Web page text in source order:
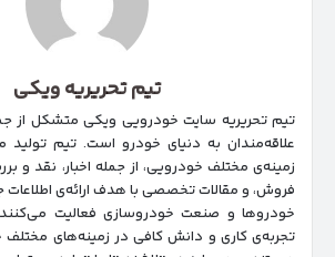
تیم تحریریه ویکی
تیم تحریریه سایت خودرویی ویکی متشکل از
علاقه‌مندان به دنیای خودرو است. تیم
زمینه‌‌ی مختلف خودرویی، از جمله اخبار، نقد و
فروش، و مقالات تخصصی با هدف ارائه‌ی اطلاعات
خودروها و صنعت خودروسازی فعالیت
تجربه‌ی کاری و دانش کافی در زمینه‌های مختلف